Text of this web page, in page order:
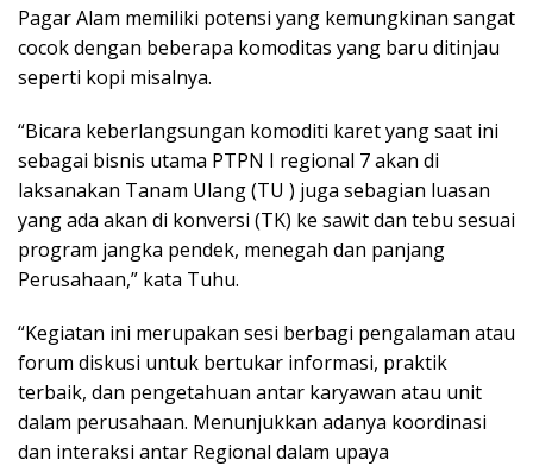
Pagar Alam memiliki potensi yang kemungkinan sangat
cocok dengan beberapa komoditas yang baru ditinjau
seperti kopi misalnya.
“Bicara keberlangsungan komoditi karet yang saat ini
sebagai bisnis utama PTPN I regional 7 akan di
laksanakan Tanam Ulang (TU ) juga sebagian luasan
yang ada akan di konversi (TK) ke sawit dan tebu sesuai
program jangka pendek, menegah dan panjang
Perusahaan,” kata Tuhu.
“Kegiatan ini merupakan sesi berbagi pengalaman atau
forum diskusi untuk bertukar informasi, praktik
terbaik, dan pengetahuan antar karyawan atau unit
dalam perusahaan. Menunjukkan adanya koordinasi
dan interaksi antar Regional dalam upaya